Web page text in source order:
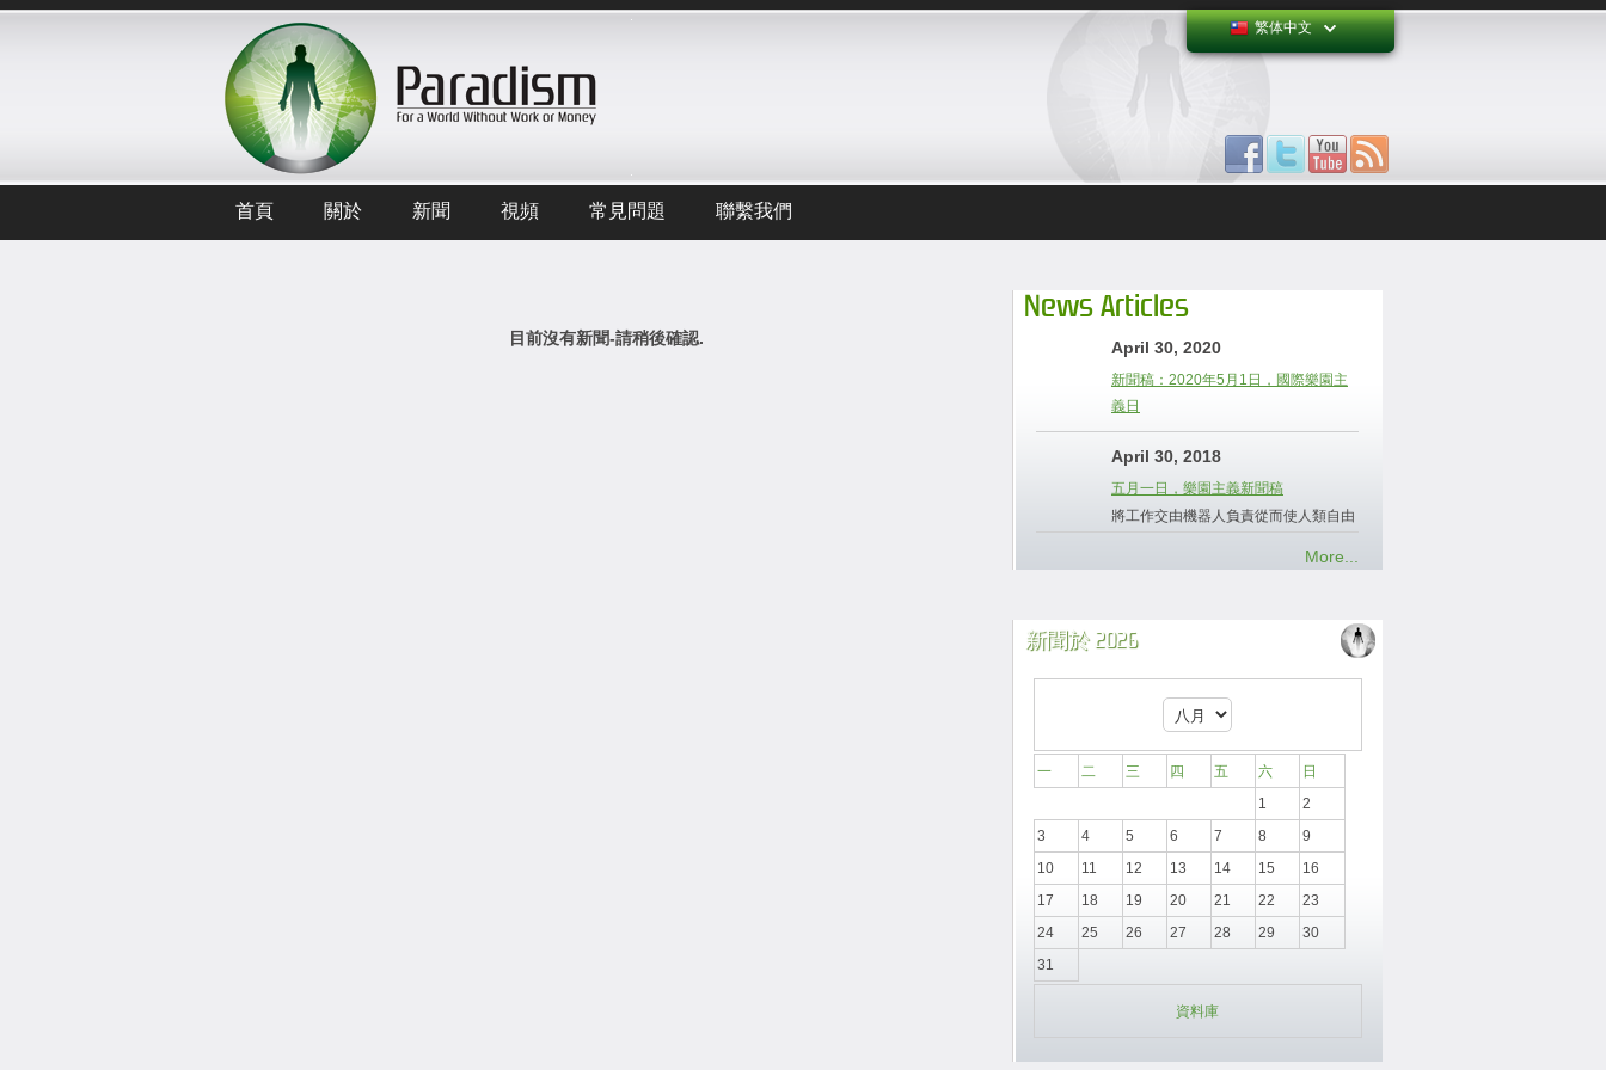
繁体中文
首頁 關於 新聞 視頻 常見問題 聯繫我們
目前沒有新聞-請稍後確認.
News Articles
April 30, 2020
新聞稿：2020年5月1日，國際樂園主
義日
April 30, 2018
五月一日，樂園主義新聞稿
將工作交由機器人負責從而使人類自由
More...
新聞於 2026
一 二 三 四 五 六
日
1
2
3
4 5 6 7 8
9
10
11 12 13 14 15
16
17
18 19 20 21 22
23
24
25 26 27 28 29
30
31
資料庫